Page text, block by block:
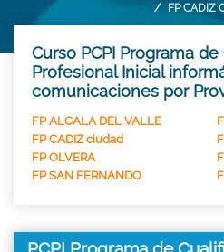
FP CADIZ
Curso PCPI Programa
Profesional Inicial
comunicaciones por
FP ALCALA DEL VALLE
FP CADIZ ciudad
FP OLVERA
FP SAN FERNANDO